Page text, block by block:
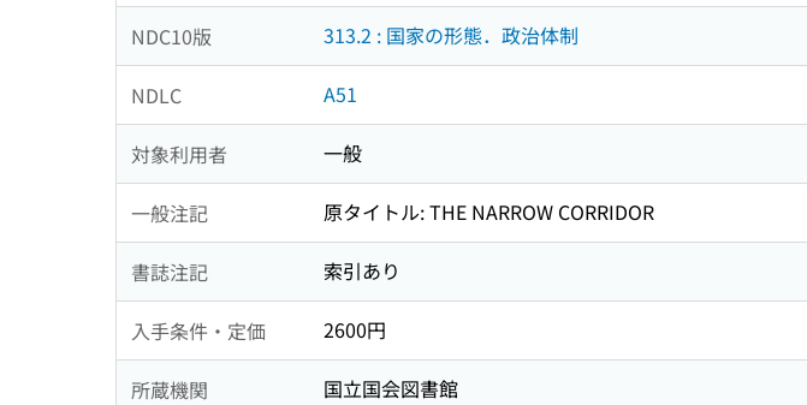
NDC10版 313.2 : 国家の形態．政治体制
NDLC A51
対象利用者 一般
一般注記 原タイトル: THE NARROW CORRIDOR
書誌注記 索引あり
入手条件・定価 2600円
所蔵機関 国立国会図書館